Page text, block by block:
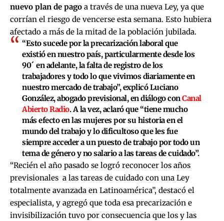
nuevo plan de pago a través de una nueva Ley, ya que
corrían el riesgo de vencerse esta semana. Esto hubiera
afectado a más de la mitad de la población jubilada.
“Esto sucede por la precarización laboral que
existió en nuestro país, particularmente desde los
90´ en adelante, la falta de registro de los
trabajadores y todo lo que vivimos diariamente en
nuestro mercado de trabajo”, explicóLuciano
González, abogado previsional, en diálogo conCanal
Abierto Radio. A la vez, aclaró que “tiene mucho
más efecto en las mujeres por su historia en el
mundo del trabajo y lo dificultoso que les fue
siempre acceder a un puesto de trabajo por todo un
tema de género y no salario a las tareas de cuidado”.
“Recién el año pasado se logró reconocer los años
previsionales a las tareas de cuidado con una Ley
totalmente avanzada en Latinoamérica”, destacó el
especialista, y agregó que toda esa precarización e
invisibilización tuvo por consecuencia que los y las